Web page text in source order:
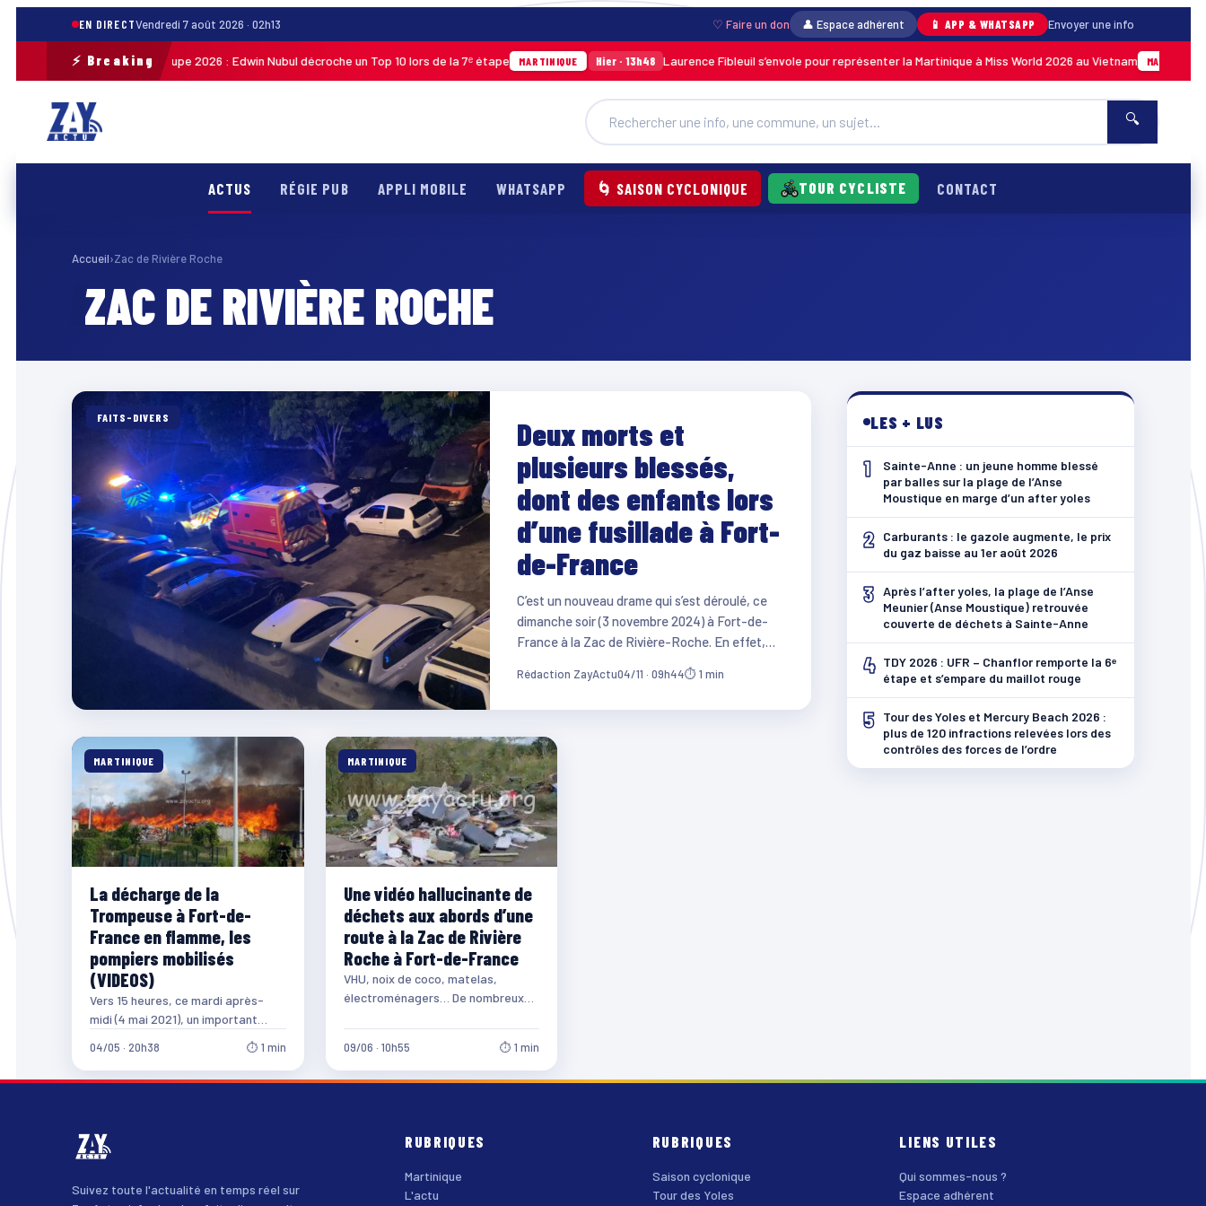
EN DIRECTVendredi 7 août 2026 · 02h13 ♡ Faire un don 👤 Espace adhérent 📱 APP & WHATSAPP Envoyer une info
⚡ Breaking
Tour cycliste de Guadeloupe 2026 : Edwin Nubul décroche un Top 10 lors de la 7ᵉ étape MARTINIQUE Hier · 13h48 Laurence Fibleuil s’envole pour représenter la Martinique à Miss World 2026 au Vietnam MARTINIQUE
🔍
ACTUS RÉGIE PUB APPLI MOBILE WHATSAPP 🌀 SAISON CYCLONIQUE TOUR CYCLISTE CONTACT
Accueil›Zac de Rivière Roche
ZAC DE RIVIÈRE ROCHE
FAITS-DIVERS
Deux morts et
plusieurs blessés,
dont des enfants lors
d’une fusillade à Fort-
de-France
C’est un nouveau drame qui s’est déroulé, ce
dimanche soir (3 novembre 2024) à Fort-de-
France à la Zac de Rivière-Roche. En effet,…
Rédaction ZayActu04/11 · 09h44⏱ 1 min
MARTINIQUE
La décharge de la
Trompeuse à Fort-de-
France en flamme, les
pompiers mobilisés
(VIDEOS)
Vers 15 heures, ce mardi après-
midi (4 mai 2021), un important
décharge de…
04/05 · 20h38 ⏱ 1 min
MARTINIQUE
Une vidéo hallucinante de
déchets aux abords d’une
route à la Zac de Rivière
Roche à Fort-de-France
VHU, noix de coco, matelas,
électroménagers… De nombreux
09/06 · 10h55 ⏱ 1 min
LES + LUS
1
Sainte-Anne : un jeune homme blessé
par balles sur la plage de l’Anse
Moustique en marge d’un after yoles
2
Carburants : le gazole augmente, le prix
du gaz baisse au 1er août 2026
3 Après l’after yoles, la plage de l’Anse
Meunier (Anse Moustique) retrouvée
couverte de déchets à Sainte-Anne
4 TDY 2026 : UFR – Chanflor remporte la 6ᵉ
étape et s’empare du maillot rouge
5
Tour des Yoles et Mercury Beach 2026 :
plus de 120 infractions relevées lors des
contrôles des forces de l’ordre
Suivez toute l'actualité en temps réel sur
RUBRIQUES
Martinique
L'actu
RUBRIQUES
Saison cyclonique
Tour des Yoles
LIENS UTILES
Qui sommes-nous ?
Espace adhérent